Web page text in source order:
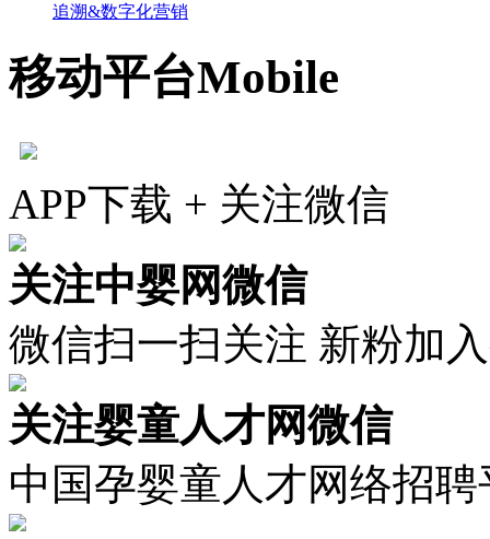
追溯&数字化营销
移动平台Mobile
APP下载 + 关注微信
关注中婴网微信
微信扫一扫关注 新粉加
关注婴童人才网微信
中国孕婴童人才网络招聘